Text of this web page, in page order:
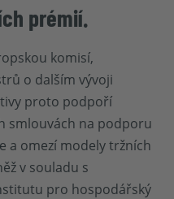
prémií.
komisí,
o dalším vývoji
proto podpoří
smlouvách na podporu
a omezí modely tržních
v souladu s
pro hospodářský